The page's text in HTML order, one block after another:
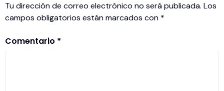
Tu dirección de correo electrónico no será publicada. Los
campos obligatorios están marcados con *
Comentario *